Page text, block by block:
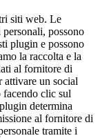
siti web. Le
possono
plugin e possono
la raccolta e la
al fornitore di
attivare un social
clic sul
determina
al fornitore di
tramite i